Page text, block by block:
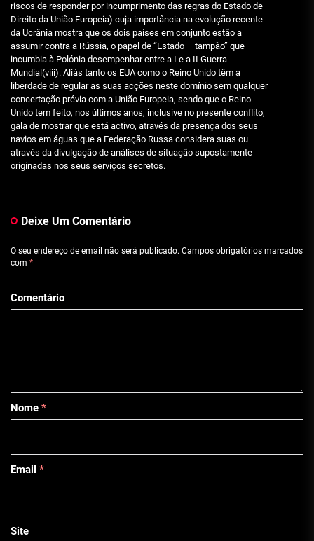
riscos de responder por incumprimento das regras do Estado de
Direito da União Europeia) cuja importância na evolução recente
da Ucrânia mostra que os dois países em conjunto estão a
assumir contra a Rússia, o papel de “Estado – tampão” que
incumbia à Polónia desempenhar entre a I e a II Guerra
Mundial(viii). Aliás tanto os EUA como o Reino Unido têm a
liberdade de regular as suas acções neste domínio sem qualquer
concertação prévia com a União Europeia, sendo que o Reino
Unido tem feito, nos últimos anos, inclusive no presente conflito,
gala de mostrar que está activo, através da presença dos seus
navios em águas que a Federação Russa considera suas ou
através da divulgação de análises de situação supostamente
originadas nos seus serviços secretos.
Deixe Um Comentário
O seu endereço de email não será publicado. Campos obrigatórios marcados
com *
Comentário
Nome *
Email *
Site